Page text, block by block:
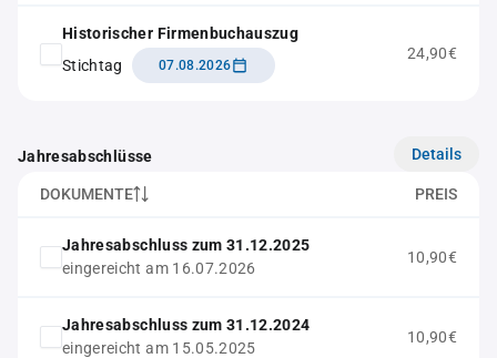
Historischer Firmenbuchauszug
Stichtag
07.08.2026
24,90€
Jahresabschlüsse Details
DOKUMENTE PREIS
Jahresabschluss zum 31.12.2025
eingereicht am 16.07.2026
10,90€
Jahresabschluss zum 31.12.2024
eingereicht am 15.05.2025
10,90€